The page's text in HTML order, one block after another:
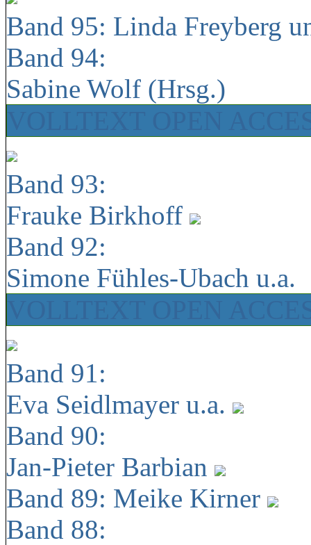
Band 95: Linda Freyberg
Band 94:
Sabine Wolf (Hrsg.)
Band 93:
Frauke Birkhoff
Band 92:
Simone Fühles-Ubach u.a.
Band 91:
Eva Seidlmayer u.a.
Band 90:
Jan-Pieter Barbian
Band 89: Meike Kirner
Band 88: